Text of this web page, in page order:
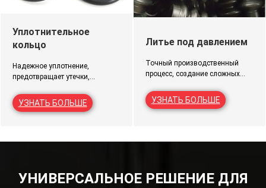
Уплотнительное
кольцо
Надежное уплотнение,
предотвращает утечки,
химической коррозии,
обеспечивает долговечность в
УЗНАТЬ БОЛЬШЕ
Литье под давлением
Точный производственный
процесс, создание сложных
производство, экономичность,
широкое применение в
УЗНАТЬ БОЛЬШЕ
УНИВЕРСАЛЬНОЕ РЕШЕНИЕ ДЛЯ